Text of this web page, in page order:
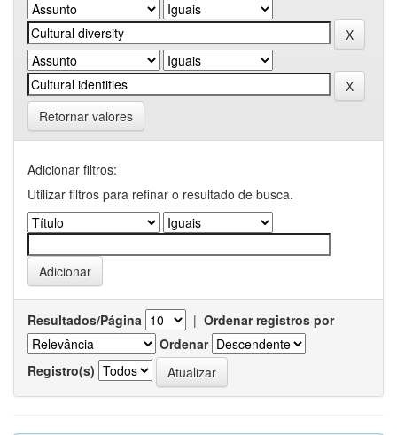
Retornar valores
Adicionar filtros:
Utilizar filtros para refinar o resultado de busca.
Resultados/Página | Ordenar registros por
Ordenar
Registro(s)